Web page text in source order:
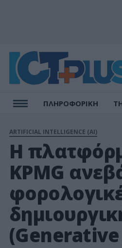
ΠΛΗΡΟΦΟΡΙΚΗ
ARTIFICIAL INTELLIGENCE (AI)
Η
KPMG